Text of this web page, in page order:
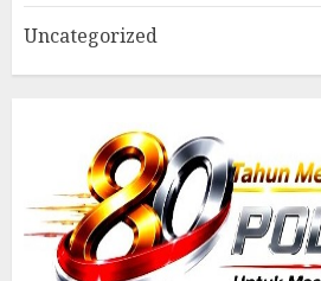
Uncategorized